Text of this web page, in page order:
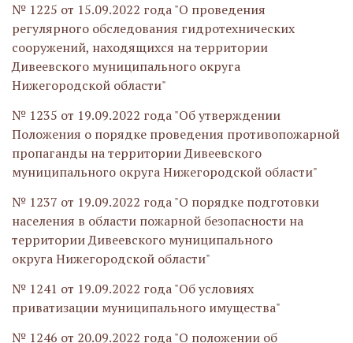
№ 1225 от 15.09.2022 года "О проведения
регулярного обследования гидротехнических
сооружений, находящихся на территории
Дивеевского муниципального округа
Нижегородской области"
№ 1235 от 19.09.2022 года "Об утверждении
Положения о порядке проведения противопожарной
пропаганды на территории Дивеевского
муниципального округа Нижегородской области"
№ 1237 от 19.09.2022 года "О порядке подготовки
населения в области пожарной безопасности на
территории Дивеевского муниципального
округа Нижегородской области"
№ 1241 от 19.09.2022 года "Об условиях
приватизации муниципального имущества"
№ 1246 от 20.09.2022 года "О положении об